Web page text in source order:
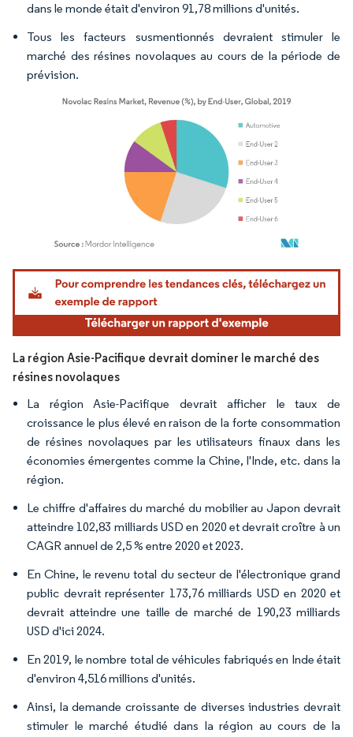
dans le monde était d'environ 91,78 millions d'unités.
Tous les facteurs susmentionnés devraient stimuler le
marché des résines novolaques au cours de la période de
prévision.
Image © Mordor Intelligence. La réutilisation nécessite une attribution sous CC BY
La région Asie-Pacifique devrait dominer le marché des
résines novolaques
La région Asie-Pacifique devrait afficher le taux de
croissance le plus élevé en raison de la forte consommation
de résines novolaques par les utilisateurs finaux dans les
économies émergentes comme la Chine, l'Inde, etc. dans la
région.
Le chiffre d'affaires du marché du mobilier au Japon devrait
atteindre 102,83 milliards USD en 2020 et devrait croître à un
CAGR annuel de 2,5 % entre 2020 et 2023.
En Chine, le revenu total du secteur de l'électronique grand
public devrait représenter 173,76 milliards USD en 2020 et
devrait atteindre une taille de marché de 190,23 milliards
USD d'ici 2024.
En 2019, le nombre total de véhicules fabriqués en Inde était
d'environ 4,516 millions d'unités.
Ainsi, la demande croissante de diverses industries devrait
stimuler le marché étudié dans la région au cours de la